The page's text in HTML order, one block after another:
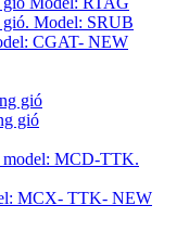
Model: SRUB
CGAT- NEW
gió
gió
model: MCD-TTK.
MCX- TTK- NEW